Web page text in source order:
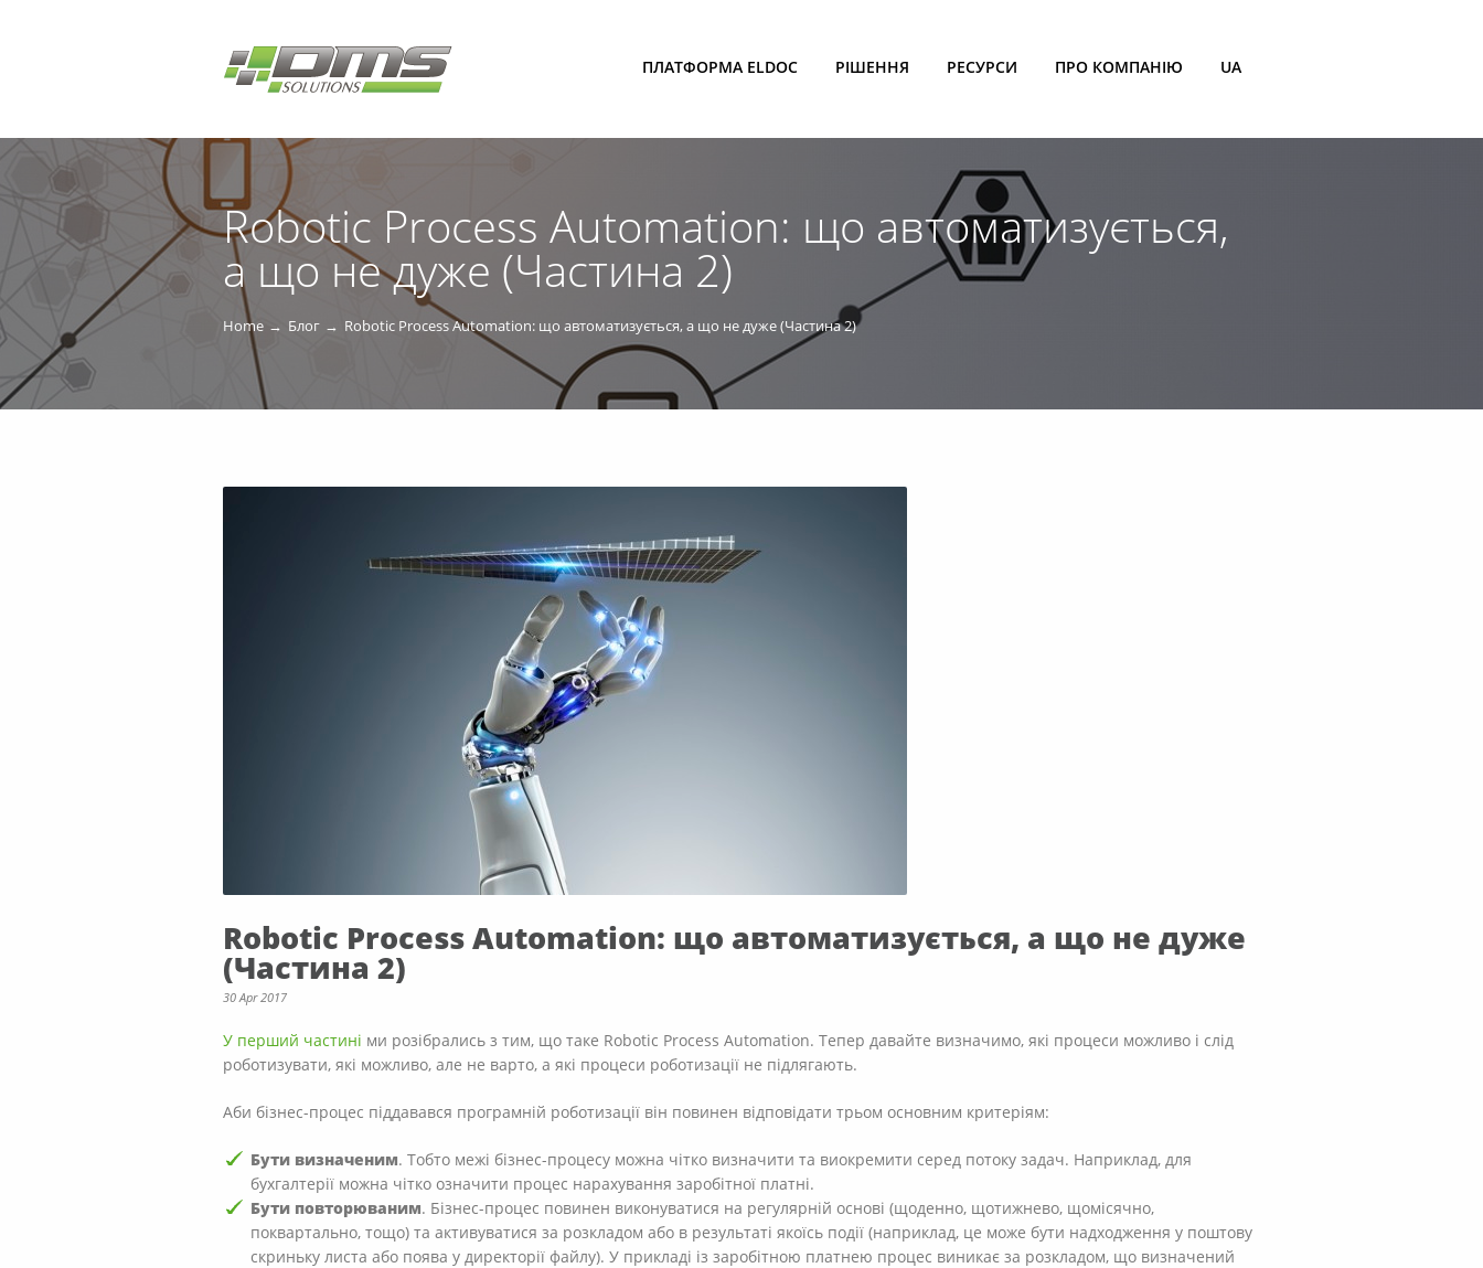
ПЛАТФОРМА ELDOC РІШЕННЯ РЕСУРСИ ПРО КОМПАНІЮ UA
Robotic Process Automation: що автоматизується,
а що не дуже (Частина 2)
Home Блог Robotic Process Automation: що автоматизується, а що не дуже (Частина 2)
Robotic Process Automation: що автоматизується, а що не дуже
(Частина 2)
30 Apr 2017
У перший частині ми розібрались з тим, що таке Robotic Process Automation. Тепер давайте визначимо, які процеси можливо і слід
роботизувати, які можливо, але не варто, а які процеси роботизації не підлягають.
Аби бізнес-процес піддавався програмній роботизації він повинен відповідати трьом основним критеріям:
Бути визначеним. Тобто межі бізнес-процесу можна чітко визначити та виокремити серед потоку задач. Наприклад, для
бухгалтерії можна чітко означити процес нарахування заробітної платні.
Бути повторюваним. Бізнес-процес повинен виконуватися на регулярній основі (щоденно, щотижнево, щомісячно,
поквартально, тощо) та активуватися за розкладом або в результаті якоїсь події (наприклад, це може бути надходження у поштову
скриньку листа або поява у директорії файлу). У прикладі із заробітною платнею процес виникає за розкладом, що визначений